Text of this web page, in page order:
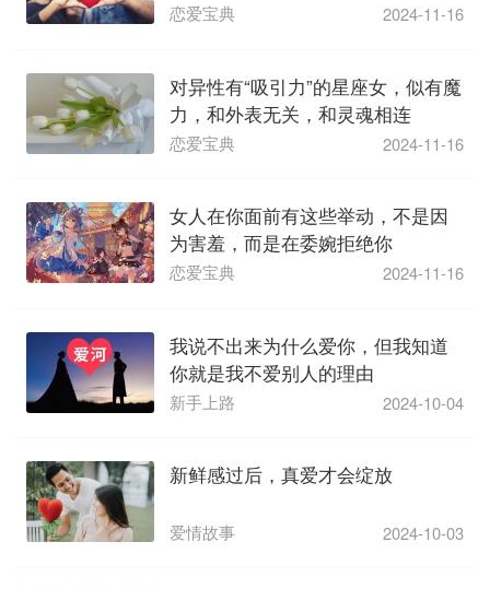
恋爱宝典 2024-11-16
对异性有“吸引力”的星座女，似有魔
力，和外表无关，和灵魂相连
恋爱宝典 2024-11-16
女人在你面前有这些举动，不是因
为害羞，而是在委婉拒绝你
恋爱宝典 2024-11-16
我说不出来为什么爱你，但我知道
你就是我不爱别人的理由
新手上路 2024-10-04
新鲜感过后，真爱才会绽放
爱情故事 2024-10-03